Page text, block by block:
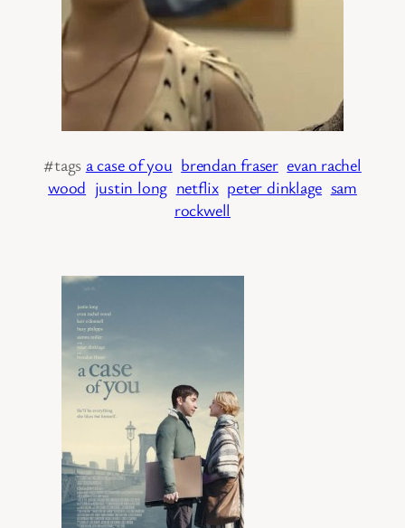
#tags a case of you brendan fraser evan rachel
wood justin long netflix peter dinklage sam
rockwell